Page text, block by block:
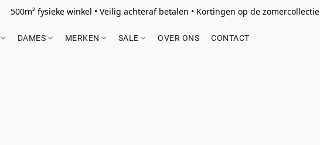
500m² fysieke winkel • Veilig achteraf betalen • Kortingen op de zomercollectie
DAMES MERKEN SALE OVER ONS CONTACT